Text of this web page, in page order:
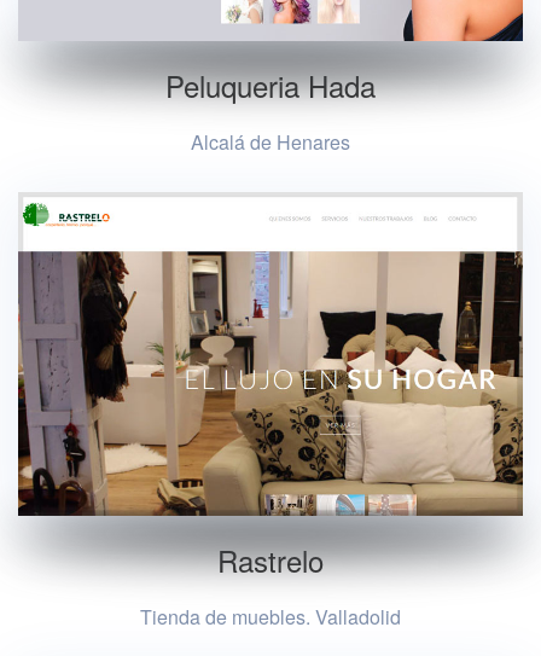
Peluqueria Hada
Alcalá de Henares
Rastrelo
Tienda de muebles. Valladolid